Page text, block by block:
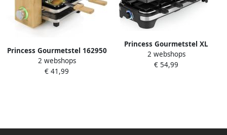
Princess Gourmetstel 162950
Raclette Pure 4 personen
Grill & Bakplaat Inclusief 4
2 webshops
€ 41,99
Princess Gourmetstel XL
162650 Raclette 10 personen
Grill & Bakplaat Groot
2 webshops
€ 54,99